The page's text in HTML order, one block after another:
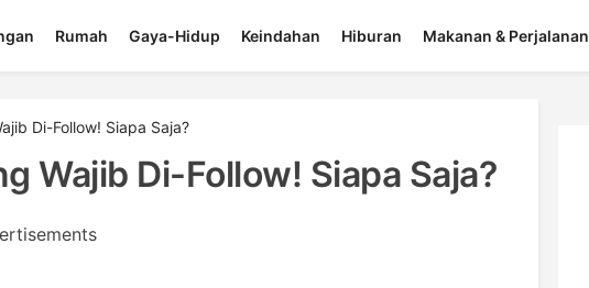
Rumah Gaya-Hidup Keindahan Hiburan Makanan & Perjalanan
Di-Follow! Siapa Saja?
Wajib Di-Follow! Siapa Saja?